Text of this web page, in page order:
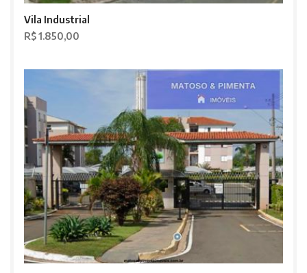
Vila Industrial
R$ 1.850,00